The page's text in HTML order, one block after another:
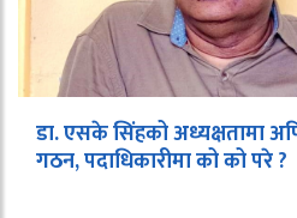
डा. एसके सिंहको अध्यक्षतामा
गठन, पदाधिकारीमा को को परे ?